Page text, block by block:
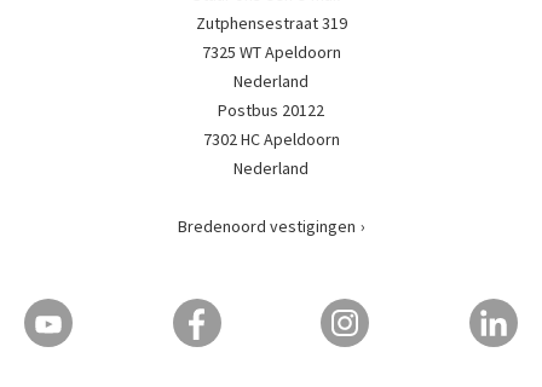
Zutphensestraat 319
7325 WT Apeldoorn
Nederland
Postbus 20122
7302 HC Apeldoorn
Nederland
Bredenoord vestigingen